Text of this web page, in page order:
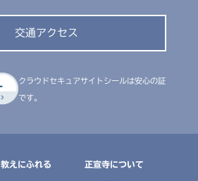
交通アクセス
クラウドセキュアサイトシールは安心の証
です。
教えにふれる 正宣寺について